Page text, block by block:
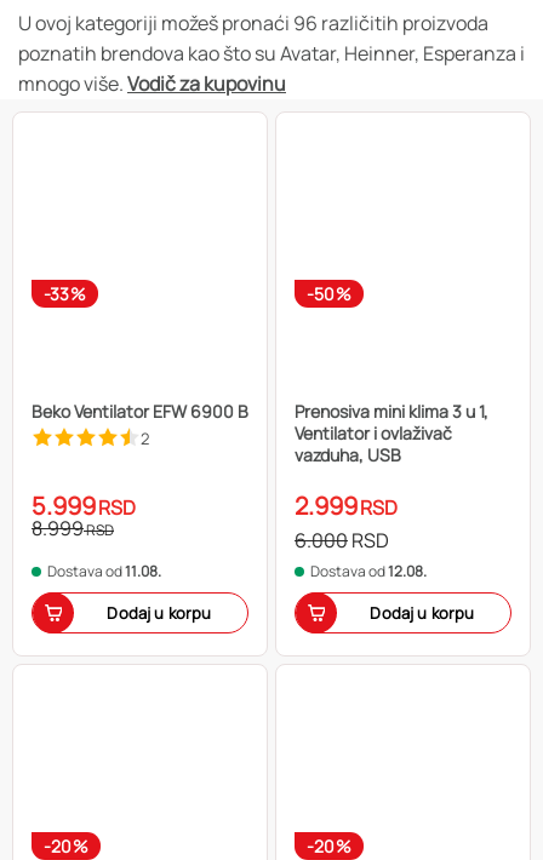
U ovoj kategoriji možeš pronaći 96 različitih proizvoda
poznatih brendova kao što su Avatar, Heinner, Esperanza i
mnogo više.Vodič za kupovinu
-33%
Beko Ventilator EFW 6900 B
2
5.999RSD
8.999RSD
Dostava od11.08.
Dodaj u korpu
-50%
Prenosiva mini klima 3 u 1,
Ventilator i ovlaživač
vazduha, USB
2.999RSD
6.000RSD
Dostava od12.08.
Dodaj u korpu
-20% -20%